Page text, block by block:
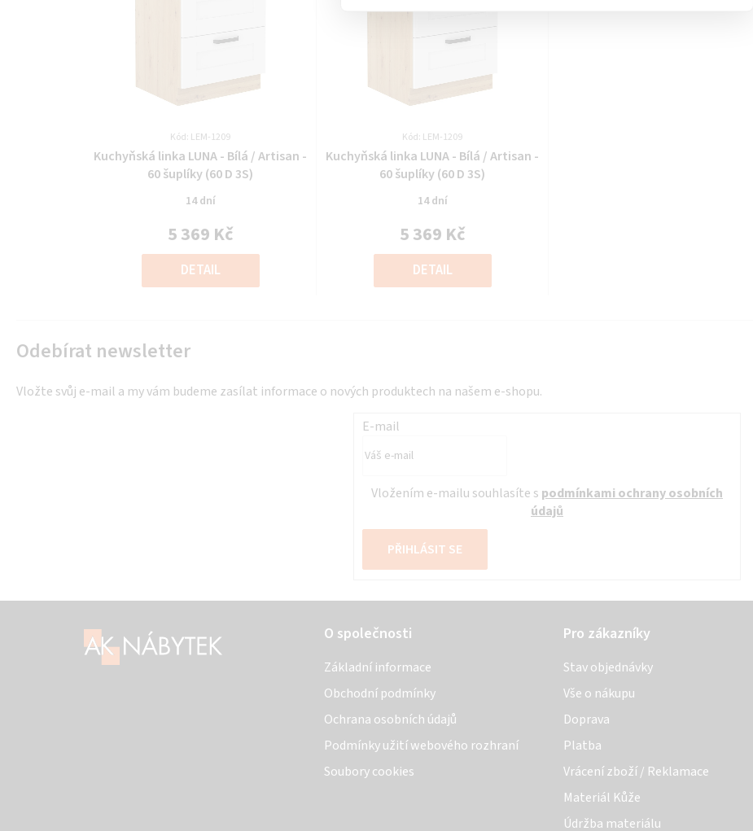
Kód: LEM-1209
Průměrné
hodnocení
produktu
je
0,0
z
5
hvězdiček.
Kuchyňská linka LUNA - Bílá / Artisan -
60 šuplíky (60 D 3S)
14 dní
5 369 Kč
Měrná
cena:
DETAIL
Kód: LEM-1209
Průměrné
hodnocení
produktu
je
0,0
z
5
hvězdiček.
Kuchyňská linka LUNA - Bílá / Artisan -
60 šuplíky (60 D 3S)
14 dní
5 369 Kč
Měrná
cena:
DETAIL
Odebírat newsletter
Vložte svůj e-mail a my vám budeme zasílat informace o nových produktech na našem e-shopu.
E-mail
Vložením e-mailu souhlasíte s podmínkami ochrany osobních
údajů
PŘIHLÁSIT SE
O společnosti
Základní informace
Obchodní podmínky
Ochrana osobních údajů
Podmínky užití webového rozhraní
Soubory cookies
Pro zákazníky
Stav objednávky
Vše o nákupu
Doprava
Platba
Vrácení zboží / Reklamace
Materiál Kůže
Údržba materiálu